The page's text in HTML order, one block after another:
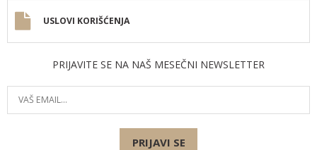
USLOVI KORIŠĆENJA
PRIJAVITE SE NA NAŠ MESEČNI NEWSLETTER
PRIJAVI SE